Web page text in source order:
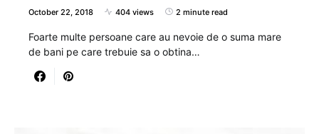
October 22, 2018 404 views 2 minute read
Foarte multe persoane care au nevoie de o suma mare
de bani pe care trebuie sa o obtina…